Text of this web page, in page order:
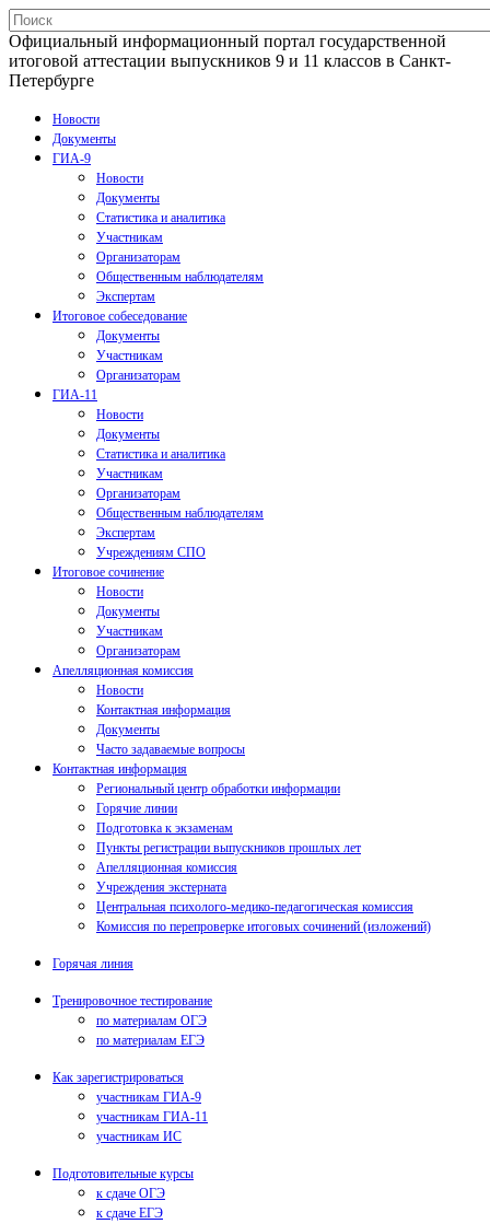
Официальный информационный портал государственной
итоговой аттестации выпускников 9 и 11 классов в Санкт-
Петербурге
Новости
Документы
ГИА-9
Новости
Документы
Статистика и аналитика
Участникам
Организаторам
Общественным наблюдателям
Экспертам
Итоговое собеседование
Документы
Участникам
Организаторам
ГИА-11
Новости
Документы
Статистика и аналитика
Участникам
Организаторам
Общественным наблюдателям
Экспертам
Учреждениям СПО
Итоговое сочинение
Новости
Документы
Участникам
Организаторам
Апелляционная комиссия
Новости
Контактная информация
Документы
Часто задаваемые вопросы
Контактная информация
Региональный центр обработки информации
Горячие линии
Подготовка к экзаменам
Пункты регистрации выпускников прошлых лет
Апелляционная комиссия
Учреждения экстерната
Центральная психолого-медико-педагогическая комиссия
Комиссия по перепроверке итоговых сочинений (изложений)
Горячая линия
Тренировочное тестирование
по материалам ОГЭ
по материалам ЕГЭ
Как зарегистрироваться
участникам ГИА-9
участникам ГИА-11
участникам ИС
Подготовительные курсы
к сдаче ОГЭ
к сдаче ЕГЭ